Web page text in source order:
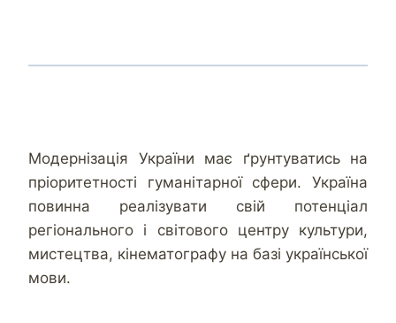
Модернізація України має ґрунтуватись на
пріоритетності гуманітарної сфери. Україна
повинна реалізувати свій потенціал
регіонального і світового центру культури,
мистецтва, кінематографу на базі української
мови.